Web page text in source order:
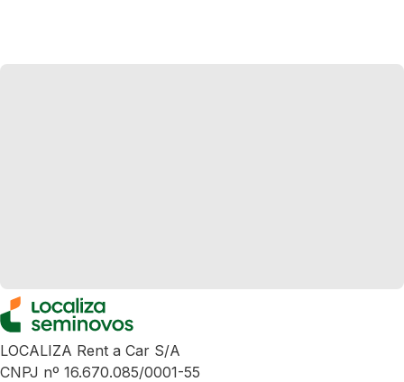
LOCALIZA Rent a Car S/A
CNPJ nº 16.670.085/0001-55